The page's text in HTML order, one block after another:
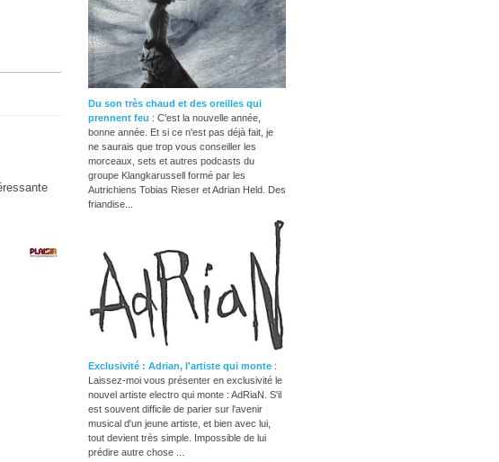
Du son très chaud et des oreilles qui
prennent feu : C'est la nouvelle année,
bonne année. Et si ce n'est pas déjà fait, je
ne saurais que trop vous conseiller les
morceaux, sets et autres podcasts du
groupe Klangkarussell formé par les
Autrichiens Tobias Rieser et Adrian Held. Des
friandise...
Exclusivité : Adrian, l'artiste qui monte :
Laissez-moi vous présenter en exclusivité le
nouvel artiste electro qui monte : AdRiaN. S'il
est souvent difficile de parier sur l'avenir
musical d'un jeune artiste, et bien avec lui,
tout devient très simple. Impossible de lui
prédire autre chose ...